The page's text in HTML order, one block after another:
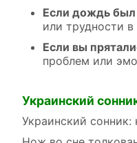
Если дождь
или трудности
Если вы
проблем или
Украинский
Украинский